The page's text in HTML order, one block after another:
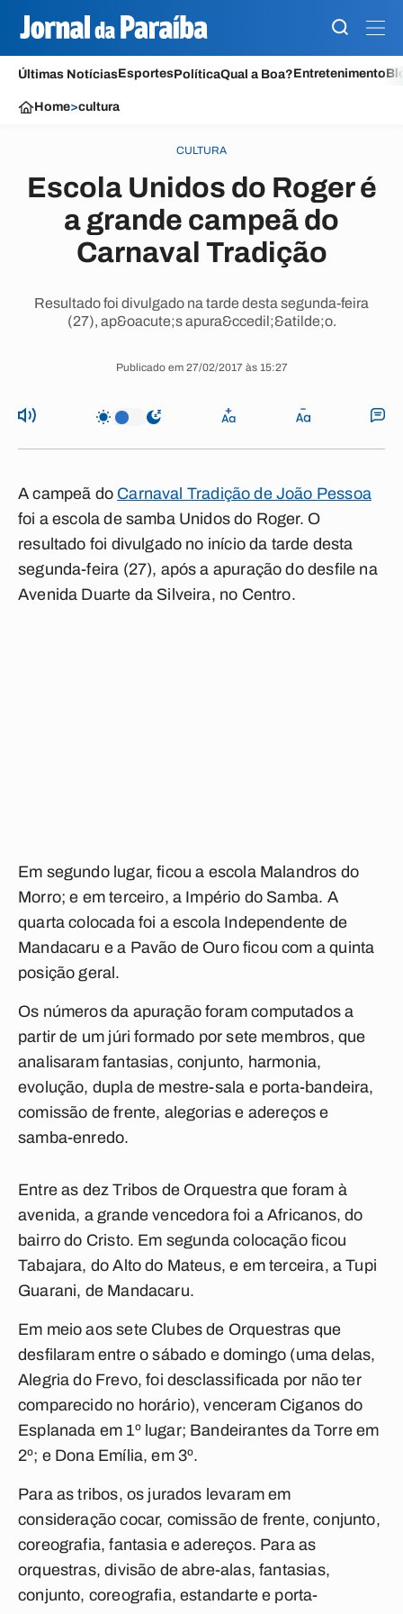
Últimas NotíciasEsportesPolíticaQual a Boa?Entretenimento
Home>cultura
CULTURA
Escola Unidos do Roger é
a grande campeã do
Carnaval Tradição
Resultado foi divulgado na tarde desta segunda-feira
(27), ap&oacute;s apura&ccedil;&atilde;o.
Publicado em 27/02/2017 às 15:27
A campeã do Carnaval Tradição de João Pessoa
foi a escola de samba Unidos do Roger. O
resultado foi divulgado no início da tarde desta
segunda-feira (27), após a apuração do desfile na
Avenida Duarte da Silveira, no Centro.
Em segundo lugar, ficou a escola Malandros do
Morro; e em terceiro, a Império do Samba. A
quarta colocada foi a escola Independente de
Mandacaru e a Pavão de Ouro ficou com a quinta
posição geral.
Os números da apuração foram computados a
partir de um júri formado por sete membros, que
analisaram fantasias, conjunto, harmonia,
evolução, dupla de mestre-sala e porta-bandeira,
comissão de frente, alegorias e adereços e
samba-enredo.
Entre as dez Tribos de Orquestra que foram à
avenida, a grande vencedora foi a Africanos, do
bairro do Cristo. Em segunda colocação ficou
Tabajara, do Alto do Mateus, e em terceira, a Tupi
Guarani, de Mandacaru.
Em meio aos sete Clubes de Orquestras que
desfilaram entre o sábado e domingo (uma delas,
Alegria do Frevo, foi desclassificada por não ter
comparecido no horário), venceram Ciganos do
Esplanada em 1º lugar; Bandeirantes da Torre em
2º; e Dona Emília, em 3º.
Para as tribos, os jurados levaram em
consideração cocar, comissão de frente, conjunto,
coreografia, fantasia e adereços. Para as
orquestras, divisão de abre-alas, fantasias,
conjunto, coreografia, estandarte e porta-